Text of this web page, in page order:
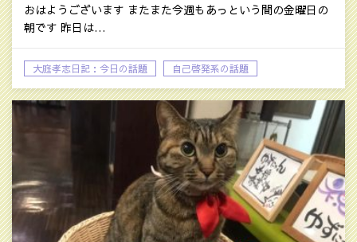
おはようございます またまた今週もあっという間の金曜日の
朝です 昨日は…
大庭孝志日記：今日の話題 自己啓発系の話題